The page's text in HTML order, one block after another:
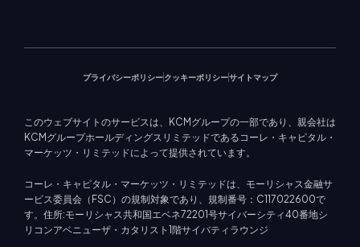
プライバシーポリシークッキーポリシーサイトマップ
このウェブサイトのサービスは、KCMグループの一部であり、親会社は
KCMグループホールディングスリミテッドであるコーレ・キャピタル・
マーケッツ・リミテッドによって提供されています。
コーレ・キャピタル・マーケッツ・リミテッドは、モーリシャス金融サ
ービス委員会（FSC）の規制対象であり、規制番号：C117022600で
す。住所:モーリシャス共和国エベネ72201号サイバーシティ40番地シ
リコンアベニューザ・カタリスト1階サイバティラウンジ